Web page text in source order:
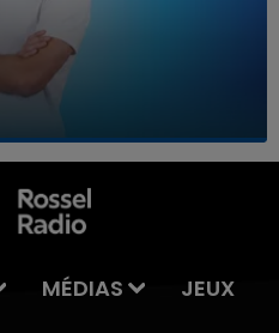
MÉDIAS
JEUX